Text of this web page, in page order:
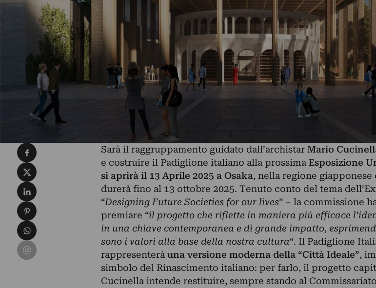
Sarà il raggruppamento guidato dall’archistar Mario
e costruire il Padiglione italiano alla prossima Esposizione
si aprirà il 13 Aprile 2025 a Osaka, nella regione giapponese
durerà fino al 13 ottobre 2025. Tenuto conto del tema
“Designing Future Societies for our lives” – la commissione
premiare “il progetto che riflette in maniera più efficace
in una chiave contemporanea e di grande impatto,
sono i valori alla base della nostra cultura“. Il Padiglione
rappresenterà una versione moderna della “Città Ideale”,
simbolo del Rinascimento italiano: per farlo, il progetto
Cucinella intende restituire, sempre stando al
Condividi su Facebook
Condividi su X
Condividi su LinkedIn
Condividi su Pinterest
Condividi su WhatsApp
Condividi su Email